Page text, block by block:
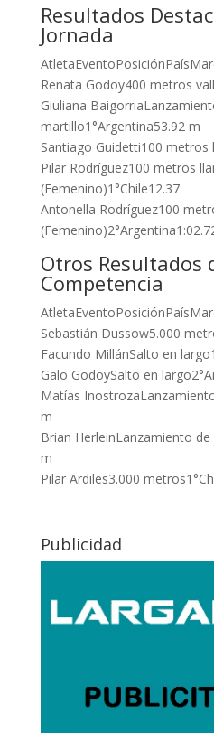
Resultados
Jornada
Renata Godoy400 metros
Giuliana
martillo1°Argentina53.92 m
Santiago Guidetti100 metros
Pilar Rodríguez100 metros
(Femenino)1°Chile12.37
Antonella Rodríguez100
Otros Resultados
Competencia
Sebastián Dussow5.000
Facundo MillánSalto en
Galo GodoySalto en
Matías
m
Brian HerleinLanzamiento
m
Pilar Ardiles3.000
Publicidad